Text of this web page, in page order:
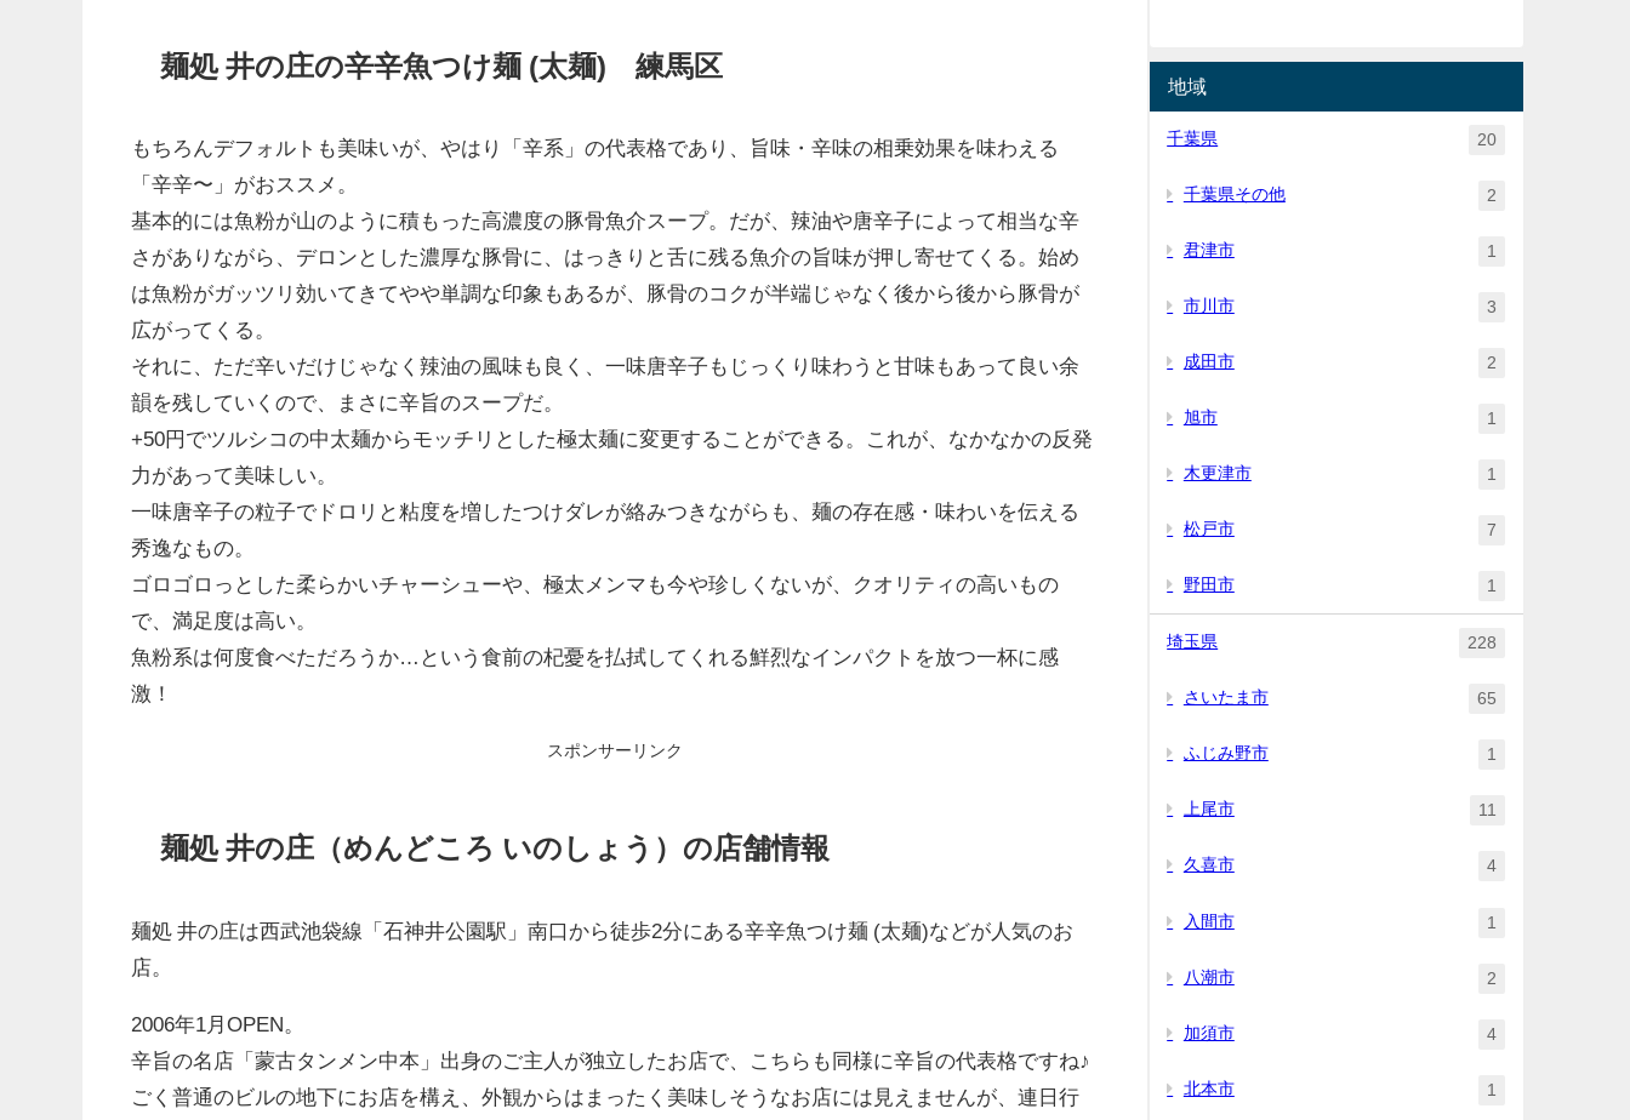
麺処 井の庄の辛辛魚つけ麺 (太麺) 練馬区
もちろんデフォルトも美味いが、やはり「辛系」の代表格であり、旨味・辛味の相乗効果を味わえる
「辛辛〜」がおススメ。
基本的には魚粉が山のように積もった高濃度の豚骨魚介スープ。だが、辣油や唐辛子によって相当な辛
さがありながら、デロンとした濃厚な豚骨に、はっきりと舌に残る魚介の旨味が押し寄せてくる。始め
は魚粉がガッツリ効いてきてやや単調な印象もあるが、豚骨のコクが半端じゃなく後から後から豚骨が
広がってくる。
それに、ただ辛いだけじゃなく辣油の風味も良く、一味唐辛子もじっくり味わうと甘味もあって良い余
韻を残していくので、まさに辛旨のスープだ。
+50円でツルシコの中太麺からモッチリとした極太麺に変更することができる。これが、なかなかの反発
力があって美味しい。
一味唐辛子の粒子でドロリと粘度を増したつけダレが絡みつきながらも、麺の存在感・味わいを伝える
秀逸なもの。
ゴロゴロっとした柔らかいチャーシューや、極太メンマも今や珍しくないが、クオリティの高いもの
で、満足度は高い。
魚粉系は何度食べただろうか…という食前の杞憂を払拭してくれる鮮烈なインパクトを放つ一杯に感
激！
スポンサーリンク
麺処 井の庄（めんどころ いのしょう）の店舗情報
麺処 井の庄は西武池袋線「石神井公園駅」南口から徒歩2分にある辛辛魚つけ麺 (太麺)などが人気のお
店。
2006年1月OPEN。
辛旨の名店「蒙古タンメン中本」出身のご主人が独立したお店で、こちらも同様に辛旨の代表格ですね♪
ごく普通のビルの地下にお店を構え、外観からはまったく美味しそうなお店には見えませんが、連日行
地域
千葉県 20
千葉県その他 2
君津市 1
市川市 3
成田市 2
旭市 1
木更津市 1
松戸市 7
野田市 1
埼玉県 228
さいたま市 65
ふじみ野市 1
上尾市 11
久喜市 4
入間市 1
八潮市 2
加須市 4
北本市 1